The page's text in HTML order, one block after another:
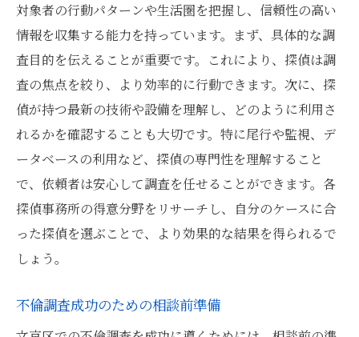
対象者の行動パターンや生活圏を把握し、信頼性の高い
情報を収集する能力を持っています。まず、具体的な調
査目的を伝えることが重要です。これにより、探偵は調
査の焦点を絞り、より効率的に行動できます。次に、探
偵が持つ最新の技術や設備を理解し、どのように利用さ
れるかを確認することも大切です。特に尾行や監視、デ
ータベースの利用など、探偵の専門性を理解すること
で、依頼者は安心して調査を任せることができます。各
探偵事務所の得意分野をリサーチし、自分のケースに合
った探偵を選ぶことで、より効果的な結果を得られるで
しょう。
不倫調査成功のための相談前準備